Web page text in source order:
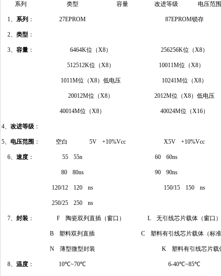
系列 类型 容量 改进等级 电压范围
1、 系列 ： 27EPROM 87EPROM锁存
2、 类型 ：
3、 容量 ： 6464K位（X8） 256256K位（X8）
512512K位（X8） 10011M位（X8）
1011M位（X8）低电压 10241M位（X8）
20012M位（X8） 2012M位（X8）低电压
40014M位（X8） 40024M位（X16）
4、 改进等级 ：
5、 电压范围 ： 空白 5V +10%Vcc X5V +10%Vcc
6、 速度 ： 55 55n 60 60ns
80 80ns 90 90ns
120/12 120 ns 150/15 150 ns
250/25 250 ns
7、 封装 ： F 陶瓷双列直插（窗口） L 无引线芯片载体（窗口）
B 塑料双列直插 C 塑料有引线芯片载体（标
N 薄型微型封装 K 塑料有引线芯片载
8、 温度 ： 10℃~70℃ 6-40℃~85℃